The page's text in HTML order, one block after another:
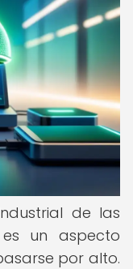
de las
un aspecto
por alto.